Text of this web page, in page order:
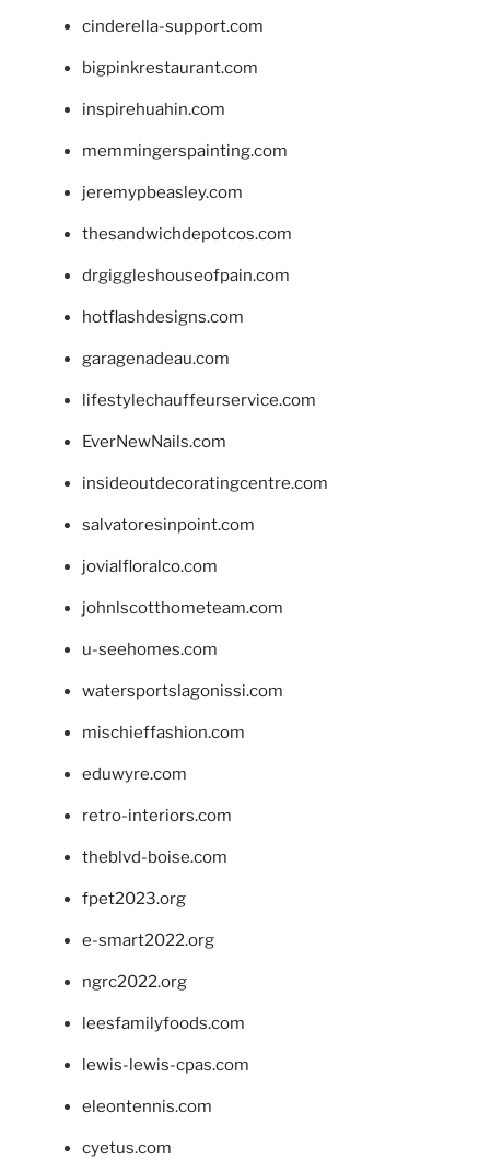
cinderella-support.com
bigpinkrestaurant.com
inspirehuahin.com
memmingerspainting.com
jeremypbeasley.com
thesandwichdepotcos.com
drgiggleshouseofpain.com
hotflashdesigns.com
garagenadeau.com
lifestylechauffeurservice.com
EverNewNails.com
insideoutdecoratingcentre.com
salvatoresinpoint.com
jovialfloralco.com
johnlscotthometeam.com
u-seehomes.com
watersportslagonissi.com
mischieffashion.com
eduwyre.com
retro-interiors.com
theblvd-boise.com
fpet2023.org
e-smart2022.org
ngrc2022.org
leesfamilyfoods.com
lewis-lewis-cpas.com
eleontennis.com
cyetus.com